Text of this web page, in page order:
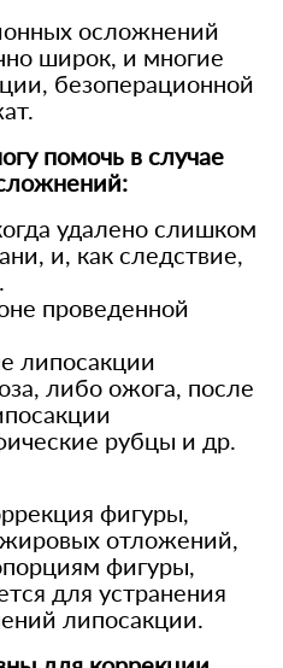
осложнений
широк, и многие
безоперационной
помочь в случае
удалено слишком
и, как следствие,
проведенной
липосакции
либо ожога, после
рубцы и др.
фигуры,
отложений,
фигуры,
для устранения
липосакции.